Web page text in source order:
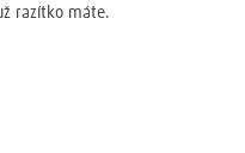
razítko máte.